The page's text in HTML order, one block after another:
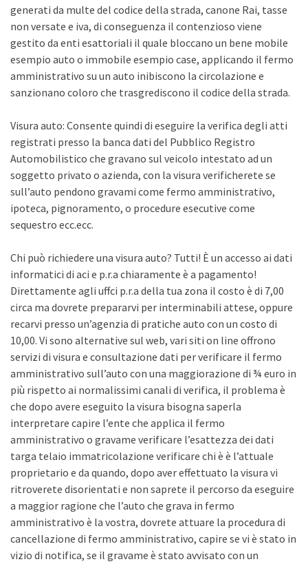
generati da multe del codice della strada, canone Rai, tasse
non versate e iva, di conseguenza il contenzioso viene
gestito da enti esattoriali il quale bloccano un bene mobile
esempio auto o immobile esempio case, applicando il fermo
amministrativo su un auto inibiscono la circolazione e
sanzionano coloro che trasgrediscono il codice della strada.
Visura auto: Consente quindi di eseguire la verifica degli atti
registrati presso la banca dati del Pubblico Registro
Automobilistico che gravano sul veicolo intestato ad un
soggetto privato o azienda, con la visura verificherete se
sull’auto pendono gravami come fermo amministrativo,
ipoteca, pignoramento, o procedure esecutive come
sequestro ecc.ecc.
Chi può richiedere una visura auto? Tutti! È un accesso ai dati
informatici di aci e p.r.a chiaramente è a pagamento!
Direttamente agli uffci p.r.a della tua zona il costo è di 7,00
circa ma dovrete prepararvi per interminabili attese, oppure
recarvi presso un’agenzia di pratiche auto con un costo di
10,00. Vi sono alternative sul web, vari siti on line offrono
servizi di visura e consultazione dati per verificare il fermo
amministrativo sull’auto con una maggiorazione di ¾ euro in
più rispetto ai normalissimi canali di verifica, il problema è
che dopo avere eseguito la visura bisogna saperla
interpretare capire l’ente che applica il fermo
amministrativo o gravame verificare l’esattezza dei dati
targa telaio immatricolazione verificare chi è è l’attuale
proprietario e da quando, dopo aver effettuato la visura vi
ritroverete disorientati e non saprete il percorso da eseguire
a maggior ragione che l’auto che grava in fermo
amministrativo è la vostra, dovrete attuare la procedura di
cancellazione di fermo amministrativo, capire se vi è stato in
vizio di notifica, se il gravame è stato avvisato con un